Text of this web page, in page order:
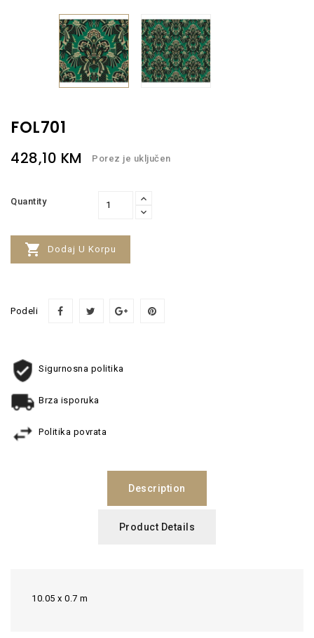
FOL701
428,10 KM Porez je uključen
Quantity
 Dodaj U Korpu
Podeli
Sigurnosna politika
Brza isporuka
Politika povrata
Description
Product Details
10.05 x 0.7 m